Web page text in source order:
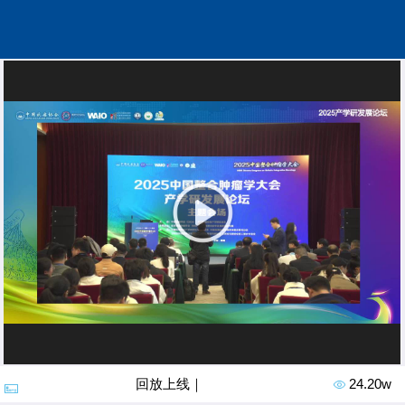
回放上线｜产学研发展论坛 24.20w